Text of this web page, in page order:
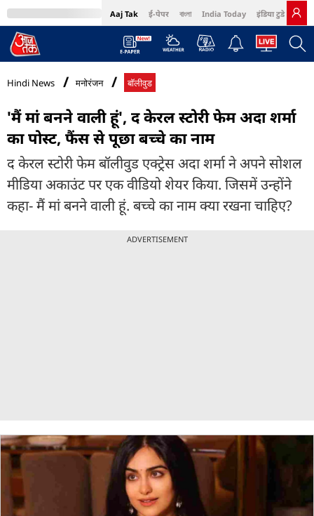
Aaj Tak ई-पेपर বাংলা India Today इंडिया टुडे हिंदी
MumbaiTak Cosmopolitan Harper's Bazaar Northeast
Hindi News मनोरंजन बॉलीवुड
'मैं मां बनने वाली हूं', द केरल स्टोरी फेम अदा शर्मा
का पोस्ट, फैंस से पूछा बच्चे का नाम
द केरल स्टोरी फेम बॉलीवुड एक्ट्रेस अदा शर्मा ने अपने सोशल
मीडिया अकाउंट पर एक वीडियो शेयर किया. जिसमें उन्होंने
कहा- मैं मां बनने वाली हूं. बच्चे का नाम क्या रखना चाहिए?
ADVERTISEMENT